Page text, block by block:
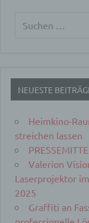
NEUESTE
Heimkino-
streichen lassen
Valerion
Laserprojektor
2025
Graffiti an